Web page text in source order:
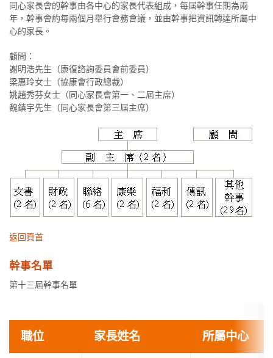
同心家長會的幹事由各中心的家長代表組成，每屆幹事任期為兩
年，幹事會約每兩個月舉行會務會議，並由幹事把資訊轉達所屬中
心的家長。
顧問：
謝明浩先生（康復諮詢委員會前委員）
梁惠玲女士（協康會行政總裁）
姚趙秀芬女士（同心家長會第一、二屆主席）
魏鎮宇先生（同心家長會第三屆主席）
返回頁首
幹事名單
第十三屆幹事名單
職位 家長姓名 所屬中心